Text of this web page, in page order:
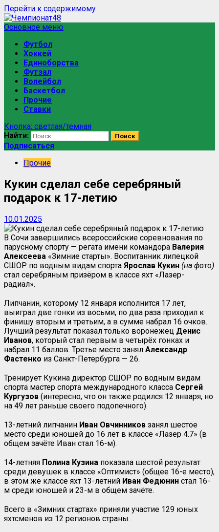
Перейти к содержимому
Основное меню
Футбол
Хоккей
Единоборства
Футзал
Волейбол
Баскетбол
Прочие
Ставки
Кнопка: светлая/темная
Найти:
Подписаться
Прочие
Кукин сделал себе серебряный
подарок к 17-летию
10.01.2025
В Сочи завершились всероссийские соревнования по
парусному спорту — регата имени командора Валерия
Алексеева «Зимние старты». Воспитанник липецкой
СШОР по водным видам спорта Ярослав Кукин (на фото)
стал серебряным призёром в классе яхт «Лазер-
радиал».
Липчанин, которому 12 января исполнится 17 лет,
выиграл две гонки из восьми, по два раза приходил к
финишу вторым и третьим, а в сумме набрал 16 очков.
Лучший результат показал только воронежец Денис
Иванов, который стал первым в четырёх гонках и
набрал 11 баллов. Третье место занял Александр
Фастенко из Санкт-Петербурга — 26.
Тренирует Кукина директор СШОР по водным видам
спорта мастер спорта международного класса Сергей
Кургузов (интересно, что он также родился 12 января, но
на 49 лет раньше своего подопечного).
13-летний липчанин Иван Овчинников занял шестое
место среди юношей до 16 лет в классе «Лазер 4.7» (в
общем зачёте Иван стал 16-м).
14-летняя Полина Кузина показала шестой результат
среди девушек в классе «Оптимист» (общее 16-е место),
в этом же классе яхт 13-летний Иван Федюнин стал 16-
м среди юношей и 23-м в общем зачёте.
Всего в «Зимних стартах» приняли участие 129 юных
яхтсменов из 12 регионов страны.